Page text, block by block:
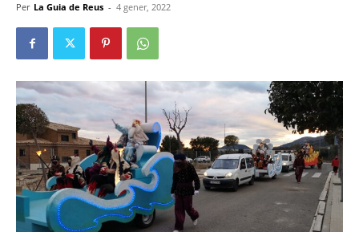
Per La Guia de Reus - 4 gener, 2022